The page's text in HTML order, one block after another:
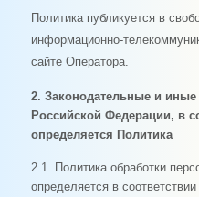
Политика публикуется в
информационно-
сайте Оператора.
2. Законодательные и
Российской Федерации, в
определяется Политика
2.1. Политика обработки
определяется в